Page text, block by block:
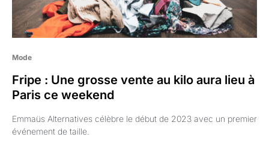
Mode
Fripe : Une grosse vente au kilo aura lieu à
Paris ce weekend
Emmaüs Alternatives célèbre le début de 2023 avec un premier
événement de taille.